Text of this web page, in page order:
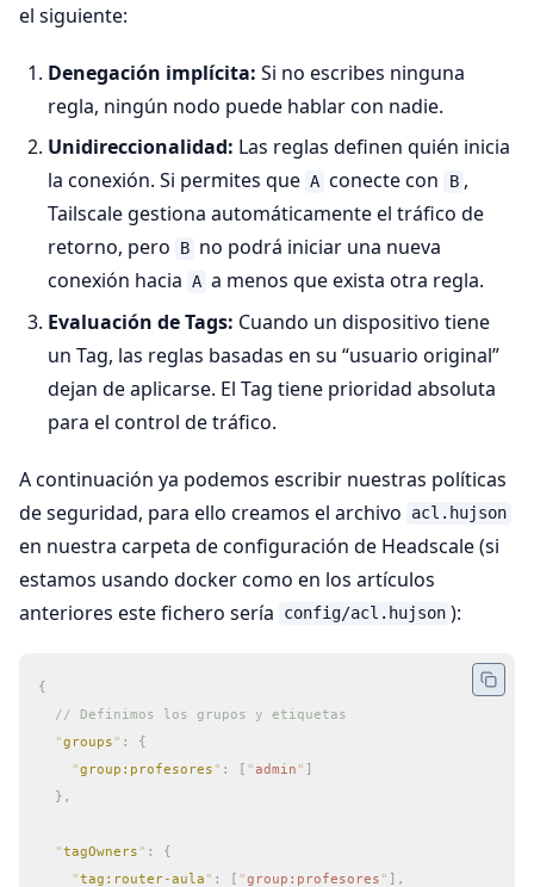
el siguiente:
Denegación implícita: Si no escribes ninguna
regla, ningún nodo puede hablar con nadie.
Unidireccionalidad: Las reglas definen quién inicia
la conexión. Si permites que A conecte con B ,
Tailscale gestiona automáticamente el tráfico de
retorno, pero
B no podrá iniciar una nueva
conexión hacia A a menos que exista otra regla.
Evaluación de Tags: Cuando un dispositivo tiene
un Tag, las reglas basadas en su “usuario original”
dejan de aplicarse. El Tag tiene prioridad absoluta
para el control de tráfico.
A continuación ya podemos escribir nuestras políticas
de seguridad, para ello creamos el archivo
acl.hujson
en nuestra carpeta de configuración de Headscale (si
estamos usando docker como en los artículos
anteriores este fichero sería
config/acl.hujson ):
{
  // Definimos los grupos y etiquetas
  "
groups " :
{
    "
group:profesores " : [ "admin " ]
  },
  "
tagOwners " :
{
    "
tag:router-aula " : [ "group:profesores " ],